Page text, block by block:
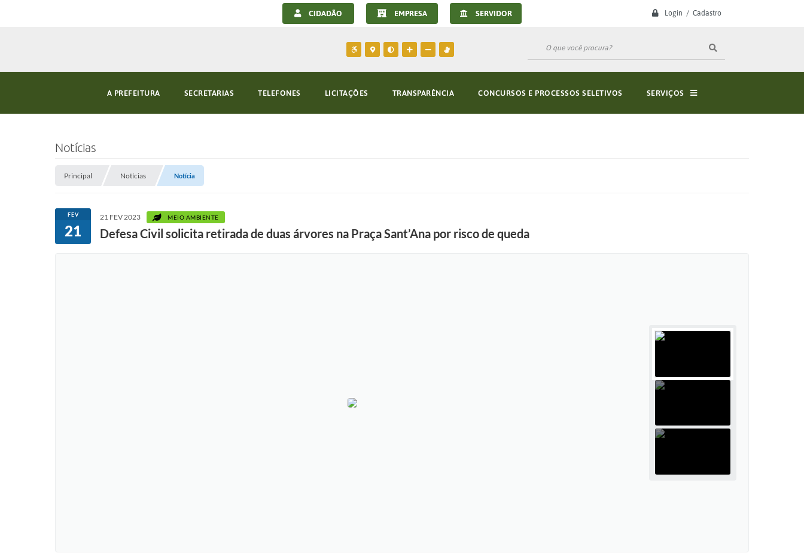
Login / Cadastro
CIDADÃO EMPRESA SERVIDOR
A PREFEITURA SECRETARIAS TELEFONES LICITAÇÕES TRANSPARÊNCIA CONCURSOS E PROCESSOS SELETIVOS SERVIÇOS
Notícias
Principal Notícias Notícia
FEV
21
21 FEV 2023 MEIO AMBIENTE
Defesa Civil solicita retirada de duas árvores na Praça Sant’Ana por risco de queda